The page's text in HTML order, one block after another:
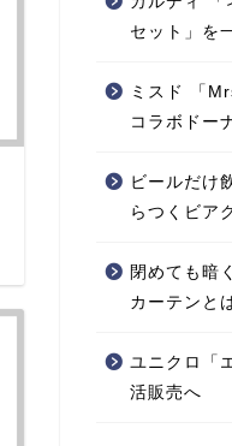
セット」を
ミスド 「
コラボドー
ビールだけ
らつくビア
閉めても暗
カーテンと
ユニクロ「
活販売へ